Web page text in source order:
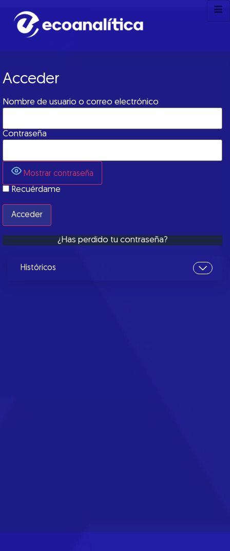
Acceder
Nombre de usuario o correo electrónico
Contraseña
Mostrar contraseña
Recuérdame
¿Has perdido tu contraseña?
Históricos